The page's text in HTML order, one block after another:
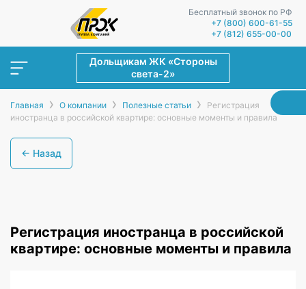
Бесплатный звонок по РФ
+7 (800) 600-61-55
+7 (812) 655-00-00
Дольщикам ЖК «Стороны
света-2»
Главная › О компании › Полезные статьи ›
Регистрация
иностранца в российской квартире: основные моменты и правила
← Назад
Регистрация иностранца в российской
квартире: основные моменты и правила